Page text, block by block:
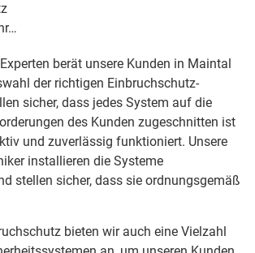
berät unsere Kunden in Maintal
der richtigen Einbruchschutz-
sicher, dass jedes System auf die
des Kunden zugeschnitten ist
und zuverlässig funktioniert. Unsere
installieren die Systeme
stellen sicher, dass sie ordnungsgemäß
bieten wir auch eine Vielzahl